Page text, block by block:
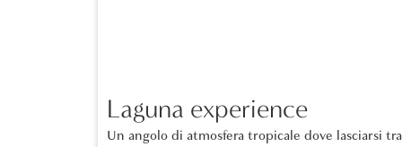
Laguna experience
Un angolo di atmosfera tropicale dove lasciarsi